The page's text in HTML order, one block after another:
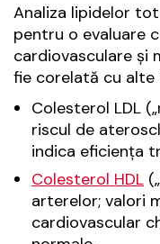
Analiza lipidelor
pentru o evaluare
cardiovasculare și
fie corelată cu
Colesterol LDL
riscul de
indica eficiența
Colesterol HDL
arterelor; valori
cardiovascular